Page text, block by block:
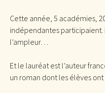
Cette année, 5 académies,
indépendantes
l’ampleur…
Et le lauréat est l’auteur
un roman dont les élèves